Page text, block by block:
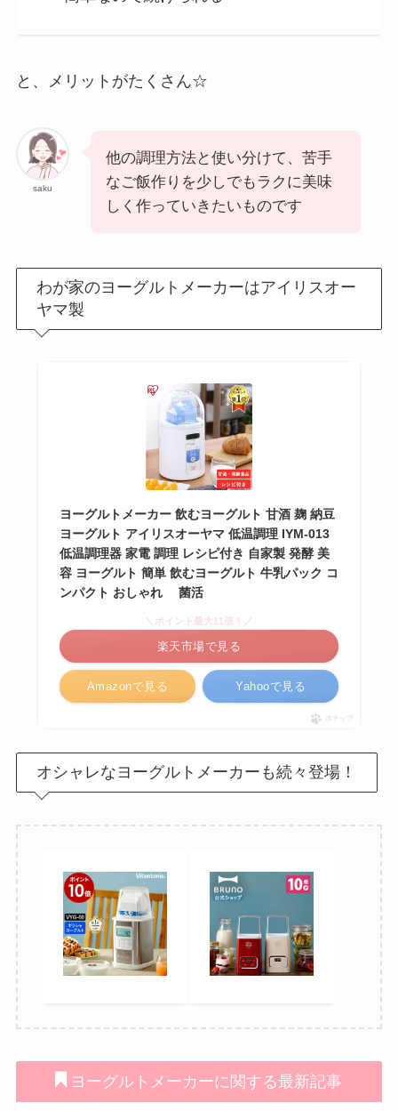
と、メリットがたくさん☆
saku
他の調理方法と使い分けて、苦手
なご飯作りを少しでもラクに美味
しく作っていきたいものです
わが家のヨーグルトメーカーはアイリスオー
ヤマ製
ヨーグルトメーカー 飲むヨーグルト 甘酒 麹 納豆
ヨーグルト アイリスオーヤマ 低温調理 IYM-013
低温調理器 家電 調理 レシピ付き 自家製 発酵 美
容 ヨーグルト 簡単 飲むヨーグルト 牛乳パック コ
ンパクト おしゃれ 菌活
Amazonで見る
＼ポイント最大11倍！／
楽天市場で見る
Yahooで見る
ポチップ
オシャレなヨーグルトメーカーも続々登場！
ヨーグルトメーカーに関する最新記事